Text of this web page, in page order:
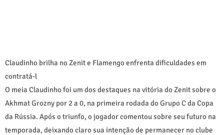
Claudinho brilha no Zenit e Flamengo enfrenta dificuldades em
contratá-l
O meia Claudinho foi um dos destaques na vitória do Zenit sobre o
Akhmat Grozny por 2 a 0, na primeira rodada do Grupo C da Copa
da Rússia. Após o triunfo, o jogador comentou sobre seu futuro na
temporada, deixando claro sua intenção de permanecer no clube